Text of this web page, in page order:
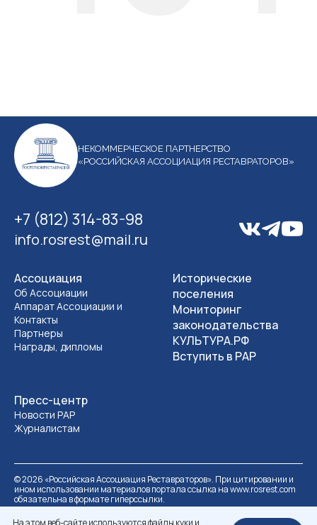
На этом веб-сайте используются файлы куки и
НЕКОММЕРЧЕСКОЕ ПАРТНЕРСТВО
«РОССИЙСКАЯ АССОЦИАЦИЯ РЕСТАВРАТОРОВ»
+7 (812) 314-83-98
info.rosrest@mail.ru
Ассоциация
Об Ассоциации
Аппарат Ассоциации и
Контакты
Партнеры
Награды, дипломы
Пресс-центр
Новости РАР
Журналистам
Исторические
поселения
Мониторинг
законодательства
КУЛЬТУРА.РФ
Вступить в РАР
©2026 «Российская Ассоциация Реставраторов». При цитировании и
ином использовании материалов портала ссылка на www.rosrest.com
обязательна в формате гиперссылки.
Политика обработки персональных данных
Разработка сайта